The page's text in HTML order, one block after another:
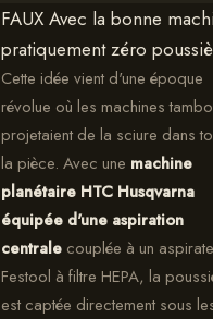
FAUX Avec la bonne
pratiquement zéro
Cette idée vient d'une époque
révolue où les machines
projetaient de la sciure dans
la pièce. Avec une machine
planétaire HTC Husqvarna
équipée d'une aspiration
centralecouplée à un
Festool à filtre HEPA, la
est captée directement sous